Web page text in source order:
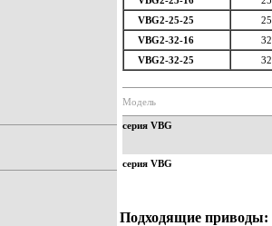
VBG2-25-25
25
VBG2-32-16
32
VBG2-32-25
32
Модель
серия VBG
серия VBG
Подходящие приводы: